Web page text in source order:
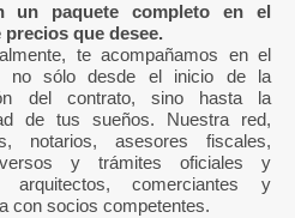
un paquete completo en el
que desee.
te acompañamos en el
no sólo desde el inicio de la
del contrato, sino hasta la
de tus sueños. Nuestra red,
notarios, asesores fiscales,
y trámites oficiales y
comerciantes y
con socios competentes.